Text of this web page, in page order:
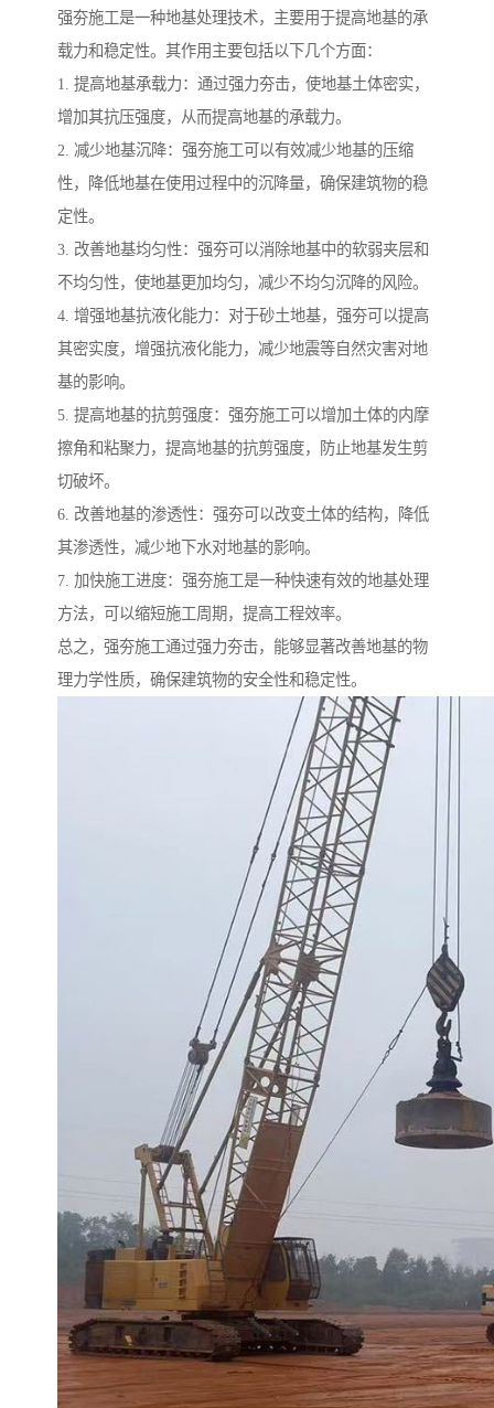
强夯施工是一种地基处理技术，主要用于提高地基的承
载力和稳定性。其作用主要包括以下几个方面：
1. 提高地基承载力：通过强力夯击，使地基土体密实，
增加其抗压强度，从而提高地基的承载力。
2. 减少地基沉降：强夯施工可以有效减少地基的压缩
性，降低地基在使用过程中的沉降量，确保建筑物的稳
定性。
3. 改善地基均匀性：强夯可以消除地基中的软弱夹层和
不均匀性，使地基更加均匀，减少不均匀沉降的风险。
4. 增强地基抗液化能力：对于砂土地基，强夯可以提高
其密实度，增强抗液化能力，减少地震等自然灾害对地
基的影响。
5. 提高地基的抗剪强度：强夯施工可以增加土体的内摩
擦角和粘聚力，提高地基的抗剪强度，防止地基发生剪
切破坏。
6. 改善地基的渗透性：强夯可以改变土体的结构，降低
其渗透性，减少地下水对地基的影响。
7. 加快施工进度：强夯施工是一种快速有效的地基处理
方法，可以缩短施工周期，提高工程效率。
总之，强夯施工通过强力夯击，能够显著改善地基的物
理力学性质，确保建筑物的安全性和稳定性。